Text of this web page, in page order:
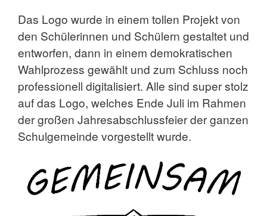
Das Logo wurde in einem tollen Projekt von
den Schülerinnen und Schülern gestaltet und
entworfen, dann in einem demokratischen
Wahlprozess gewählt und zum Schluss noch
professionell digitalisiert. Alle sind super stolz
auf das Logo, welches Ende Juli im Rahmen
der großen Jahresabschlussfeier der ganzen
Schulgemeinde vorgestellt wurde.